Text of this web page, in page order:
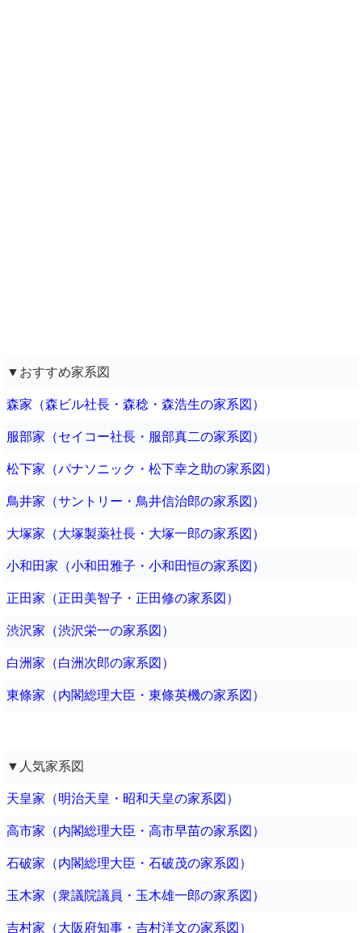
▼おすすめ家系図
森家（森ビル社長・森稔・森浩生の家系図）
服部家（セイコー社長・服部真二の家系図）
松下家（パナソニック・松下幸之助の家系図）
鳥井家（サントリー・鳥井信治郎の家系図）
大塚家（大塚製薬社長・大塚一郎の家系図）
小和田家（小和田雅子・小和田恒の家系図）
正田家（正田美智子・正田修の家系図）
渋沢家（渋沢栄一の家系図）
白洲家（白洲次郎の家系図）
東條家（内閣総理大臣・東條英機の家系図）
▼人気家系図
天皇家（明治天皇・昭和天皇の家系図）
高市家（内閣総理大臣・高市早苗の家系図）
石破家（内閣総理大臣・石破茂の家系図）
玉木家（衆議院議員・玉木雄一郎の家系図）
吉村家（大阪府知事・吉村洋文の家系図）